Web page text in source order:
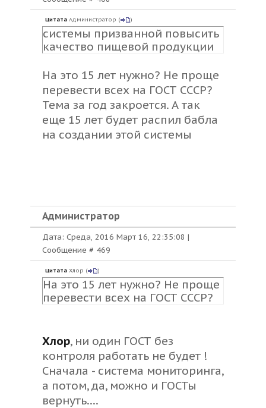
Цитата Администратор ( )
системы призванной повысить
качество пищевой продукции
На это 15 лет нужно? Не проще
перевести всех на ГОСТ СССР?
Тема за год закроется. А так
еще 15 лет будет распил бабла
на создании этой системы
Администратор
Дата: Среда, 2016 Март 16, 22:35:08 |
Сообщение # 469
Цитата Хлор ( )
На это 15 лет нужно? Не проще
перевести всех на ГОСТ СССР?
Хлор, ни один ГОСТ без
контроля работать не будет !
Сначала - система мониторинга,
а потом, да, можно и ГОСТы
вернуть....